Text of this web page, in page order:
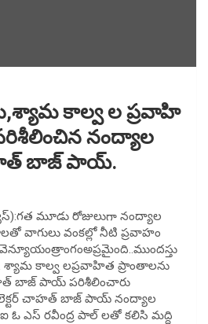
కాల్వ ల ప్రవాహి
నంద్యాల
బాజ్ పాయ్.
మూడు రోజులుగా నంద్యాల
వాగులు వంకల్లో నీటి ప్రవాహం
శ్యామ కాల్వ లప్రవాహిత ప్రాంతాలను
బాజ్ పాయ్ పరిశీలించారు
చాహత్ బాజ్ పాయ్ నంద్యాల
ఓ ఎస్ రవీంద్ర పాల్ లతో కలిసి మద్ది